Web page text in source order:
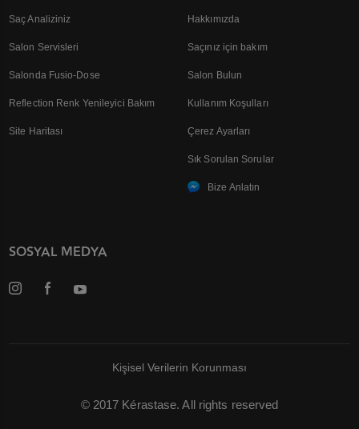
Saç Analiziniz
Salon Servisleri
Salonda Fusio-Dose
Reflection Renk Yenileyici Bakım
Site Haritası
Hakkımızda
Saçınız için bakım
Salon Bulun
Kullanım Koşulları
Çerez Ayarları
Sık Sorulan Sorular
Bize Anlatın
SOSYAL MEDYA
Kişisel Verilerin Korunması
© 2017 Kérastase. All rights reserved